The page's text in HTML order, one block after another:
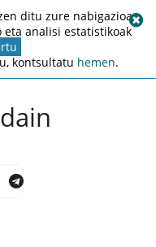
ditu zure nabigazioa
analisi estatistikoak
kontsultatu hemen.